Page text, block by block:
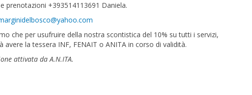
prenotazioni +393514113691 Daniela.
che per usufruire della nostra scontistica del 10% su tutti i servizi,
avere la tessera INF, FENAIT o ANITA in corso di validità.
attivata da A.N.ITA.